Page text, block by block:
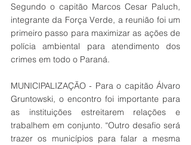
Segundo o capitão Marcos Cesar Paluch,
integrante da Força Verde, a reunião foi um
primeiro passo para maximizar as ações de
polícia ambiental para atendimento dos
crimes em todo o Paraná.
MUNICIPALIZAÇÃO - Para o capitão Álvaro
Gruntowski, o encontro foi importante para
as instituições estreitarem relações e
trabalhem em conjunto. “Outro desafio será
trazer os municípios para falar a mesma